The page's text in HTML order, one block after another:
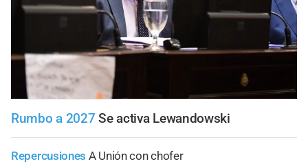
Rumbo a 2027 Se activa Lewandowski
Repercusiones A Unión con chofer